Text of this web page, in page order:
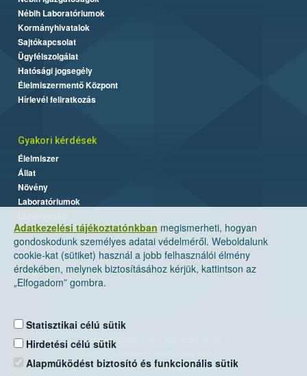
Adatkezelési tájékoztatónkban megismerheti, hogyan
gondoskodunk személyes adatai védelméről. Weboldalunk
cookie-kat (sütiket) használ a jobb felhasználói élmény
érdekében, melynek biztosításához kérjük, kattintson az
„Elfogadom” gombra.
Statisztikai célú sütik
Hirdetési célú sütik
Alapműködést biztosító és funkcionális sütik
Nébih Laboratóriumok
Kormányhivatalok
Sajtókapcsolat
Ügyfélszolgálat
Hatósági jogsegély
Élelmiszermentő Központ
Hírlevél feliratkozás
Gyakori kérdések
Élelmiszer
Állat
Növény
Laboratóriumok
Nemzeti Élelmiszerlánc-biztonsági Hivatal
Levelezési cím: 1525 Budapest. Pf. 30.